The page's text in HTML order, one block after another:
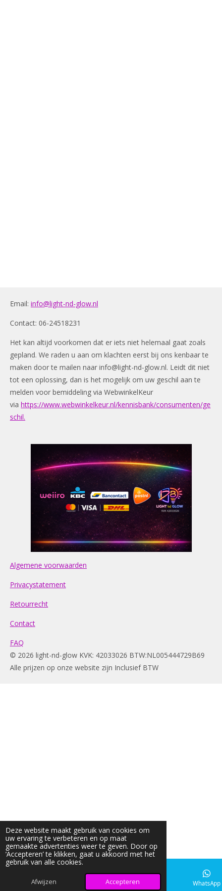
Deze website maakt gebruik van cookies om
uw ervaring te verbeteren en op maat
gemaakte advertenties weer te geven. Door op
‘Accepteren’ te klikken, gaat u akkoord met het
gebruik van alle cookies.
Afwijzen Accepteren
Email: info@light-nd-glow.nl
Contact: 06-24518231
Het kan altijd voorkomen dat er iets niet helemaal gaat zoals
gepland. We raden u aan om klachten eerst bij ons kenbaar te
maken door te mailen naar info@light-nd-glow.nl. Leidt dit niet
tot een oplossing, dan is het mogelijk om uw geschil aan te
melden voor bemiddeling via WebwinkelKeur
via https://www.webwinkelkeur.nl/kennisbank/consumenten/ge
schil.
Algemene voorwaarden
Privacystatement
Retourrecht
Contact
FAQ
© 2026 light-nd-glow KVK: 42033026 BTW:NL005444729B69
Alle prijzen op onze website zijn Inclusief BTW
E-mailadres Instagram WhatsApp